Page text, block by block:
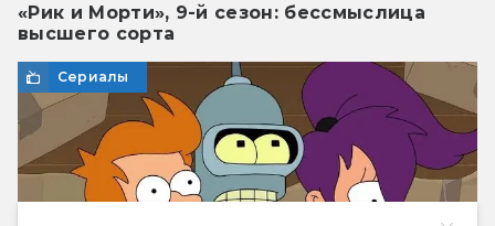
«Рик и Морти», 9-й сезон: бессмыслица
высшего сорта
Сериалы